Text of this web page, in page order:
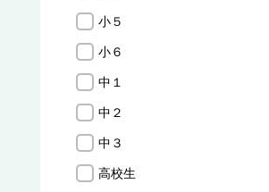
小５
小６
中１
中２
中３
高校生